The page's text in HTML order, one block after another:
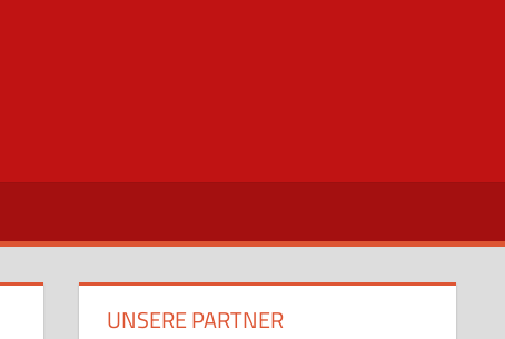
UNSERE PARTNER